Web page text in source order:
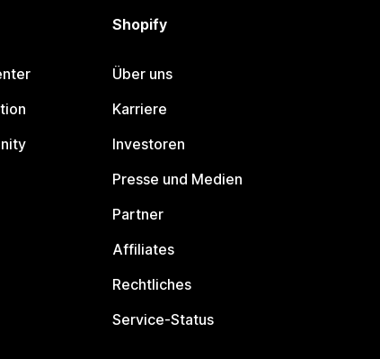
Shopify
Über uns
Karriere
Investoren
Presse und Medien
Partner
Affiliates
Rechtliches
Service-Status